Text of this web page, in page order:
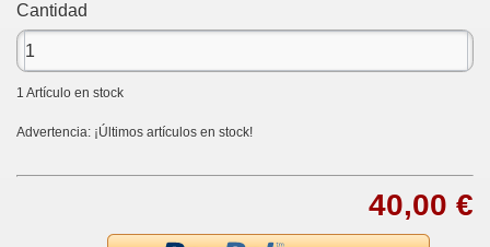
Cantidad
1 Artículo en stock
Advertencia: ¡Últimos artículos en stock!
40,00 €